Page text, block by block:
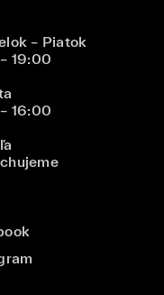
– Piatok
19:00
16:00